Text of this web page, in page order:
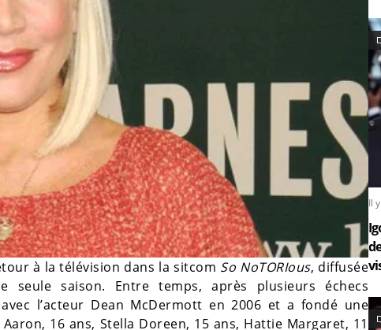
à la télévision dans la sitcom So NoTORIous, diffusée
saison. Entre temps, après plusieurs échecs
l’acteur Dean McDermott en 2006 et a fondé une
16 ans, Stella Doreen, 15 ans, Hattie Margaret, 11
Il